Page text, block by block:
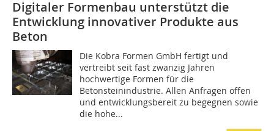
Digitaler Formenbau unterstützt die
Entwicklung innovativer Produkte aus
Beton
Die Kobra Formen GmbH fertigt und
vertreibt seit fast zwanzig Jahren
hochwertige Formen für die
Betonsteinindustrie. Allen Anfragen offen
und entwicklungsbereit zu begegnen sowie
die hohe...